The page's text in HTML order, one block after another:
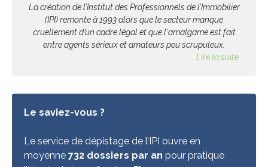
La création de l’Institut des Professionnels de l’Immobilier
(IPI) remonte à 1993 alors que le secteur manque
cruellement d’un cadre légal et que l'amalgame est fait
entre agents sérieux et amateurs peu scrupuleux.
Lire la suite …
Le saviez-vous ?
Le service de dépistage de l’IPI ouvre en
moyenne 732 dossiers par an pour pratique